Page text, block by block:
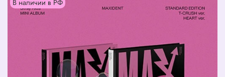
В наличии в РФ